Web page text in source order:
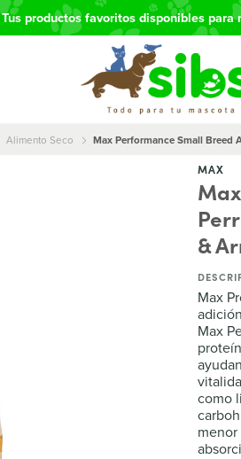
Tus productos favoritos disponibles para
Alimento Seco
Max Performance Small Breed
MAX
&
Max
Max
como